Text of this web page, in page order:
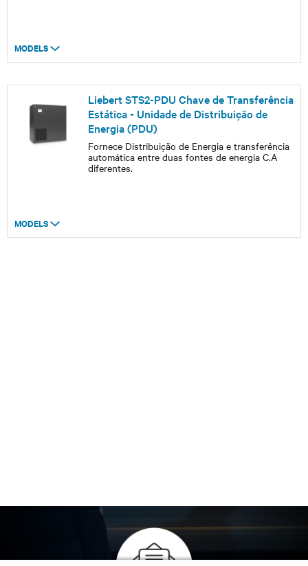
MODELS
Liebert STS2-PDU Chave de Transferência
Estática - Unidade de Distribuição de
Energia (PDU)
Fornece Distribuição de Energia e transferência
automática entre duas fontes de energia C.A
diferentes.
MODELS